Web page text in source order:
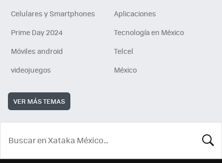
Celulares y Smartphones
Aplicaciones
Prime Day 2024
Tecnología en México
Móviles android
Telcel
videojuegos
México
VER MÁS TEMAS